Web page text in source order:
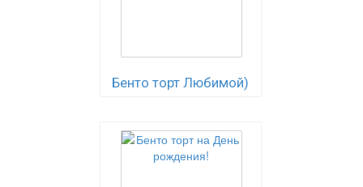
Бенто торт Любимой)